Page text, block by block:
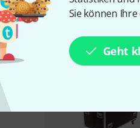
Sie können
Geht